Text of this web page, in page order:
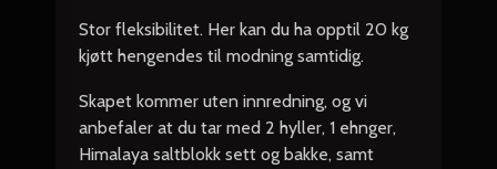
Stor fleksibilitet. Her kan du ha opptil 20 kg
kjøtt hengendes til modning samtidig.
Skapet kommer uten innredning, og vi
anbefaler at du tar med 2 hyller, 1 ehnger,
Himalaya saltblokk sett og bakke, samt